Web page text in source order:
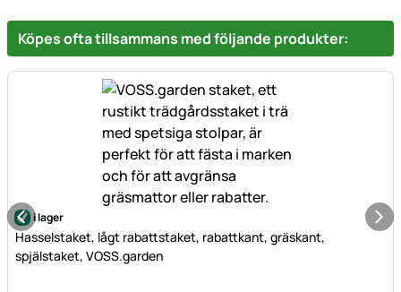
Köpes ofta tillsammans med följande produkter:
i lager
Hasselstaket, lågt rabattstaket, rabattkant, gräskant,
spjälstaket, VOSS.garden